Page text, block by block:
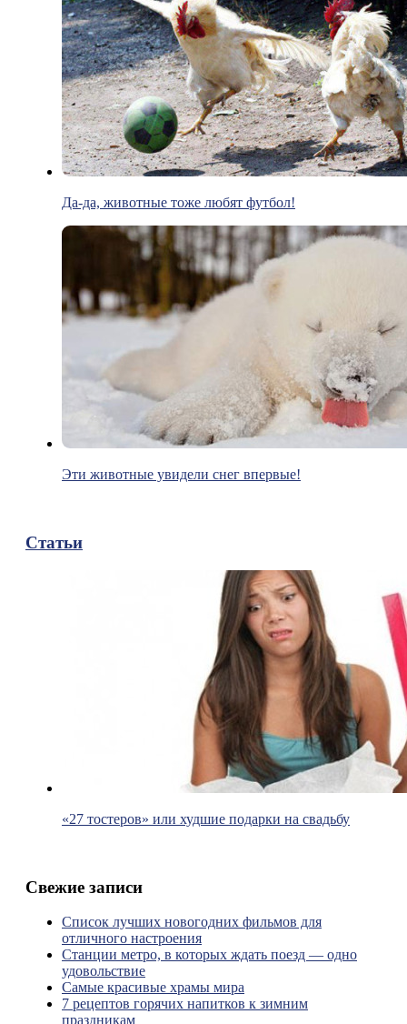
Да-да, животные тоже любят футбол!
Эти животные увидели снег впервые!
Статьи
«27 тостеров» или худшие подарки на свадьбу
Свежие записи
Список лучших новогодних фильмов для
отличного настроения
Станции метро, в которых ждать поезд — одно
удовольствие
Самые красивые храмы мира
7 рецептов горячих напитков к зимним
праздникам